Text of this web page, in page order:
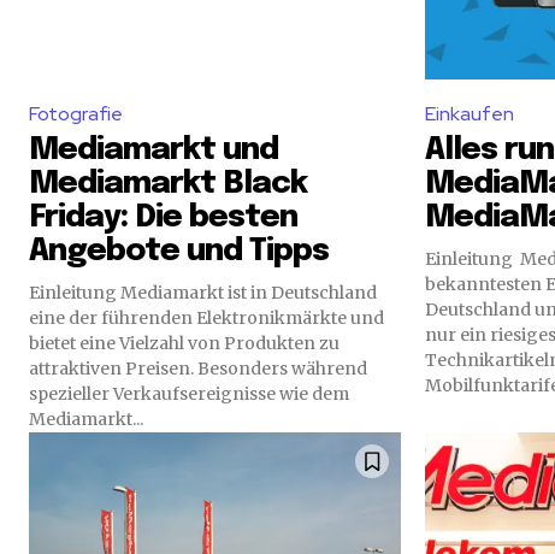
Fotografie
Mediamarkt und
Mediamarkt Black
Friday: Die besten
Angebote und Tipps
Einleitung Mediamarkt ist in Deutschland
eine der führenden Elektronikmärkte und
bietet eine Vielzahl von Produkten zu
attraktiven Preisen. Besonders während
spezieller Verkaufsereignisse wie dem
Mediamarkt...
Einkaufen
Alles
Einleitung
bekanntesten
Deutschland
nur ein